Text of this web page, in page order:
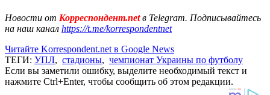
Новости от Корреспондент.netв Telegram. Подписывайтесь
на наш канал https://t.me/korrespondentnet
Читайте Korrespondent.net в Google News
ТЕГИ: УПЛ, стадионы, чемпионат Украины по футболу
Если вы заметили ошибку, выделите необходимый текст и
нажмите Ctrl+Enter, чтобы сообщить об этом редакции.